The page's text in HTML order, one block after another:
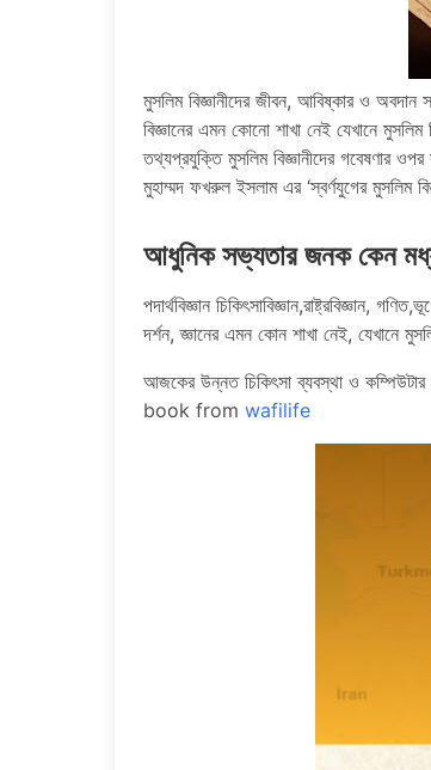
মুসলিম বিজ্ঞানীদের জীবন, আবিষ্কার ও অবদান
বিজ্ঞানের এমন কোনো শাখা নেই যেখানে
তথ্যপ্রযুক্তি মুসলিম বিজ্ঞানীদের গবেষণার
মুহাম্মদ ফখরুল ইসলাম এর ‘স্বর্ণযুগের মুসলিম
আধুনিক সভ্যতার জনক কেন
পদার্থবিজ্ঞান চিকিৎসাবিজ্ঞান,রাষ্ট্রবিজ্ঞান,
দর্শন, জ্ঞানের এমন কোন শাখা নেই, যেখানে
আজকের উন্নত চিকিৎসা ব্যবস্থা ও
book from wafilife